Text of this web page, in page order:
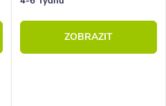
ZOBRAZIT